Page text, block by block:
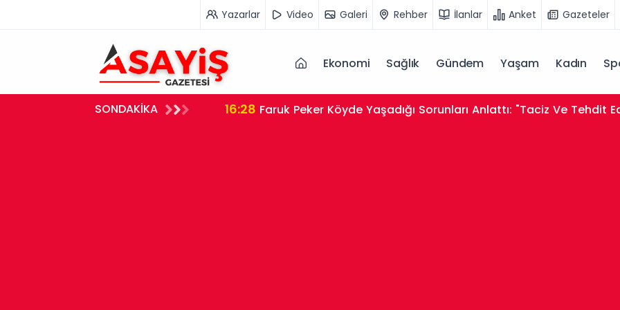
Yazarlar Video Galeri Rehber İlanlar Anket Gazeteler
Ekonomi Sağlık Gündem Yaşam Kadın
SONDAKİKA 16:28 Faruk Peker Köyde Yaşadığı Sorunları Anlattı: "Taciz Ve Tehdit